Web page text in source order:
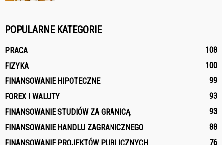
POPULARNE KATEGORIE
PRACA
108
FIZYKA
100
FINANSOWANIE HIPOTECZNE
99
FOREX I WALUTY
93
FINANSOWANIE STUDIÓW ZA GRANICĄ
93
FINANSOWANIE HANDLU ZAGRANICZNEGO
88
FINANSOWANIE PROJEKTÓW PUBLICZNYCH
76